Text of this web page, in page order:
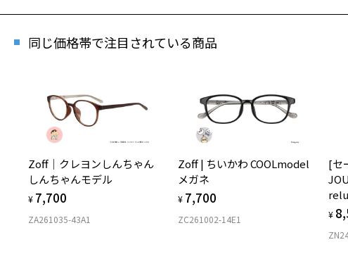
同じ価格帯で注目されている商品
Zoff｜クレヨンしんちゃん
しんちゃんモデル
¥ 7,700
ZA261035-43A1
Zoff | ちいかわ COOLmodel
メガネ
¥ 7,700
ZC261002-14E1
[セ
¥